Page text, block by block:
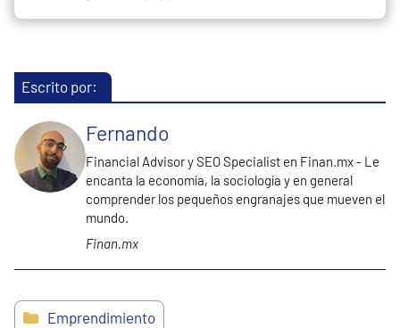
Escrito por:
Fernando
Financial Advisor y SEO Specialist en Finan.mx - Le
encanta la economía, la sociología y en general
comprender los pequeños engranajes que mueven el
mundo.
Finan.mx
Categorías
Emprendimiento